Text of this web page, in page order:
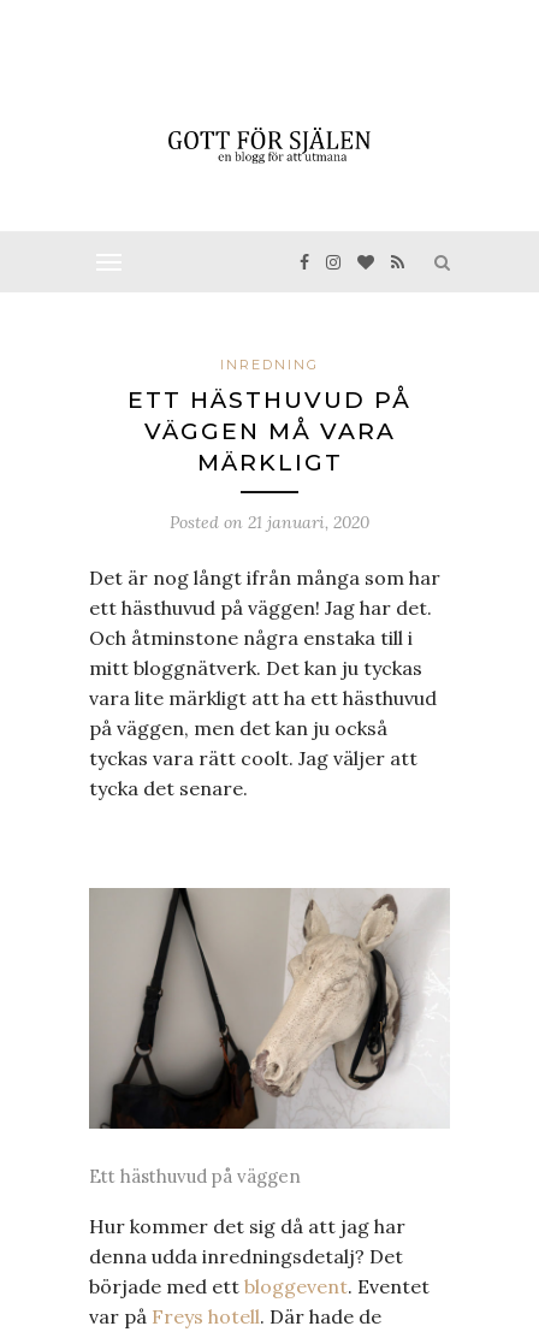
INREDNING
ETT HÄSTHUVUD PÅ
VÄGGEN MÅ VARA
MÄRKLIGT
Posted on 21 januari, 2020
Det är nog långt ifrån många som har
ett hästhuvud på väggen! Jag har det.
Och åtminstone några enstaka till i
mitt bloggnätverk. Det kan ju tyckas
vara lite märkligt att ha ett hästhuvud
på väggen, men det kan ju också
tyckas vara rätt coolt. Jag väljer att
tycka det senare.
Ett hästhuvud på väggen
Hur kommer det sig då att jag har
denna udda inredningsdetalj? Det
började med ett bloggevent. Eventet
var på Freys hotell. Där hade de